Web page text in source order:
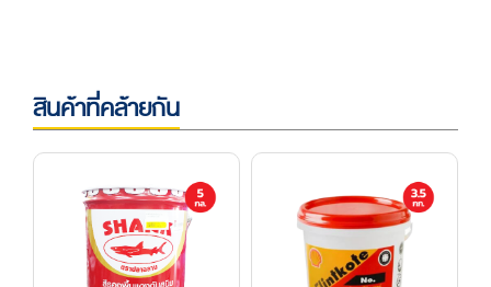
สินค้าที่คล้ายกัน